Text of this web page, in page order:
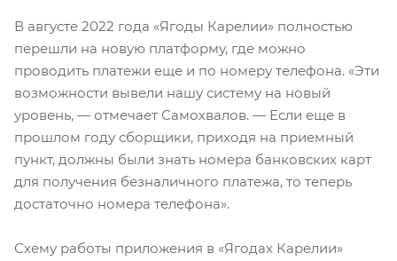
В августе 2022 года «Ягоды Карелии» полностью
перешли на новую платформу, где можно
проводить платежи еще и по номеру телефона. «Эти
возможности вывели нашу систему на новый
уровень, — отмечает Самохвалов. — Если еще в
прошлом году сборщики, приходя на приемный
пункт, должны были знать номера банковских карт
для получения безналичного платежа, то теперь
достаточно номера телефона».
Схему работы приложения в «Ягодах Карелии»